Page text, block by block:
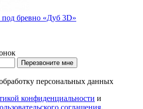
бревно «Дуб 3D»
Перезвоните мне
персональных данных
конфиденциальности и
соглашения.